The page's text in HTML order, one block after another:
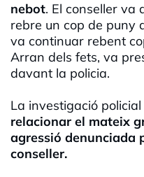
nebot. El conseller va
rebre un cop de puny
va continuar rebent
Arran dels fets, va
davant la policia.
La investigació
relacionar el mateix
agressió denunciada
conseller.